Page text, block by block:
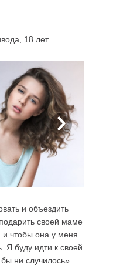
, 18 лет
и объездить
своей маме
и чтобы она у меня
Я буду идти к своей
ни случилось».